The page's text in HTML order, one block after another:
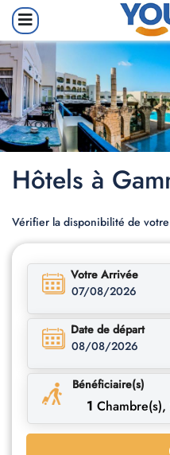
Hôtels à
Vérifier la disponibilité de
Votre Arrivée
07/08/2026
Date de départ
08/08/2026
Bénéficiaire(s)
1 Chambre(s),